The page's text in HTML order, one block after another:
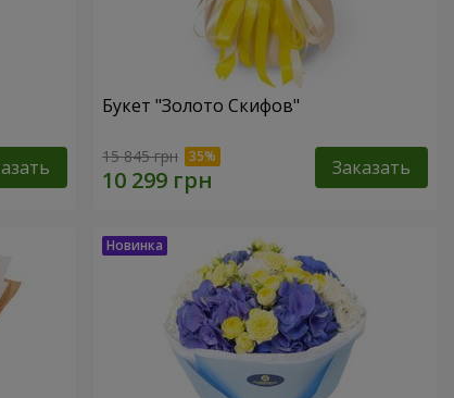
Букет "Золото Скифов"
15 845 грн Заказать